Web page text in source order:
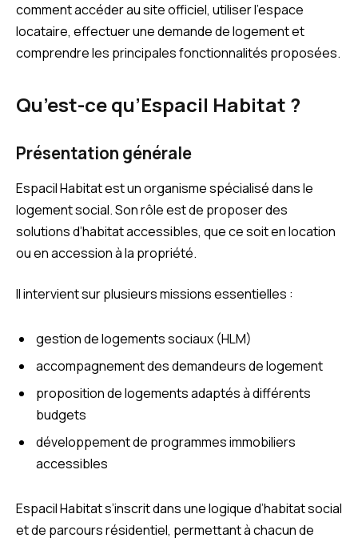
comment accéder au site officiel, utiliser l’espace
locataire, effectuer une demande de logement et
comprendre les principales fonctionnalités proposées.
Qu’est-ce qu’Espacil Habitat ?
Présentation générale
Espacil Habitat est un organisme spécialisé dans le
logement social. Son rôle est de proposer des
solutions d’habitat accessibles, que ce soit en location
ou en accession à la propriété.
Il intervient sur plusieurs missions essentielles :
gestion de logements sociaux (HLM)
accompagnement des demandeurs de logement
proposition de logements adaptés à différents
budgets
développement de programmes immobiliers
accessibles
Espacil Habitat s’inscrit dans une logique d’habitat social
et de parcours résidentiel, permettant à chacun de